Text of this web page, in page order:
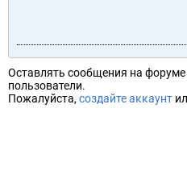
Оставлять сообщения на
пользователи.
Пожалуйста, создайте аккаунт